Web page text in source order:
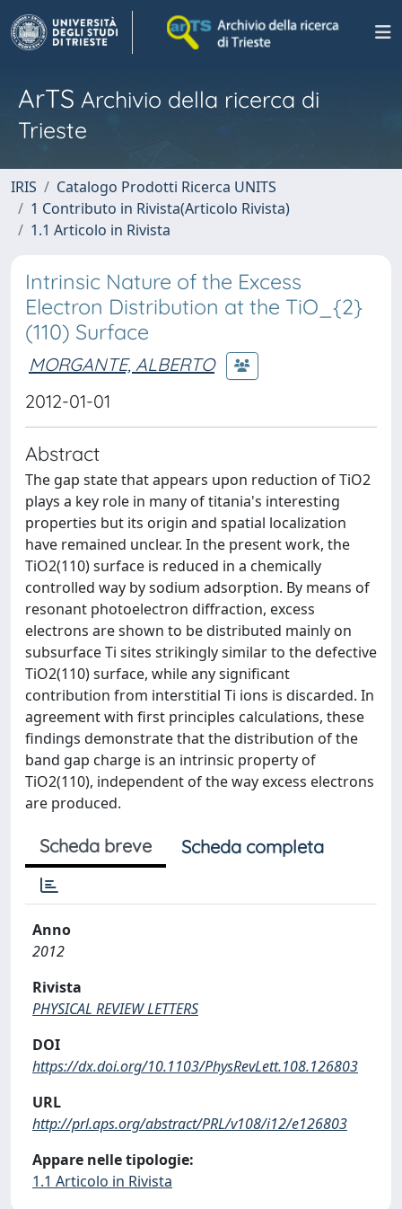
ArTS Archivio della ricerca di
Trieste
IRIS
Catalogo Prodotti Ricerca UNITS
1 Contributo in Rivista(Articolo Rivista)
1.1 Articolo in Rivista
Intrinsic Nature of the Excess
Electron Distribution at the TiO_{2}
(110) Surface
MORGANTE, ALBERTO
2012-01-01
Abstract
The gap state that appears upon reduction of TiO2
plays a key role in many of titania's interesting
properties but its origin and spatial localization
have remained unclear. In the present work, the
TiO2(110) surface is reduced in a chemically
controlled way by sodium adsorption. By means of
resonant photoelectron diffraction, excess
electrons are shown to be distributed mainly on
subsurface Ti sites strikingly similar to the defective
TiO2(110) surface, while any significant
contribution from interstitial Ti ions is discarded. In
agreement with first principles calculations, these
findings demonstrate that the distribution of the
band gap charge is an intrinsic property of
TiO2(110), independent of the way excess electrons
are produced.
Scheda breve Scheda completa
Anno
2012
Rivista
PHYSICAL REVIEW LETTERS
DOI
https://dx.doi.org/10.1103/PhysRevLett.108.126803
URL
http://prl.aps.org/abstract/PRL/v108/i12/e126803
Appare nelle tipologie:
1.1 Articolo in Rivista